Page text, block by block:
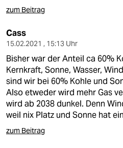
zum Beitrag
Cass
15.02.2021 , 15:13 Uhr
Bisher war der Anteil ca 60%
Kernkraft, Sonne, Wasser,
sind wir bei 60% Kohle und
Also etweder wird mehr Gas
wird ab 2038 dunkel. Denn
weil nix Platz und Sonne hat
zum Beitrag